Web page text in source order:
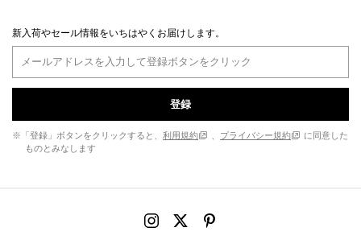
新入荷やセール情報をいちはやくお届けします。
登録
※「登録」ボタンをクリックすると、 利用規約 、 プライバシー規約
に同意した
ものとみなします